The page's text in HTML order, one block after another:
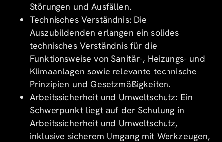
Störungen und Ausfällen.
Technisches Verständnis: Die
Auszubildenden erlangen ein solides
technisches Verständnis für die
Funktionsweise von Sanitär-, Heizungs- und
Klimaanlagen sowie relevante technische
Prinzipien und Gesetzmäßigkeiten.
Arbeitssicherheit und Umweltschutz: Ein
Schwerpunkt liegt auf der Schulung in
Arbeitssicherheit und Umweltschutz,
inklusive sicherem Umgang mit Werkzeugen,